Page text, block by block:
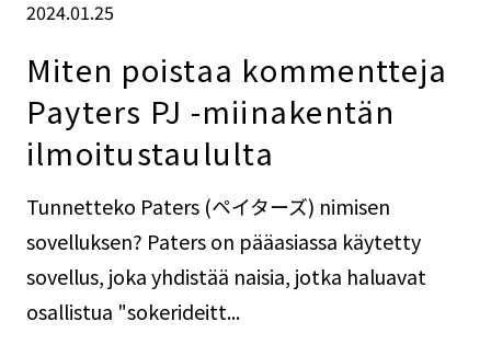
2024.01.25
Miten poistaa kommentteja
Payters PJ -miinakentän
ilmoitustaululta
Tunnetteko Paters (ペイターズ) nimisen
sovelluksen? Paters on pääasiassa käytetty
sovellus, joka yhdistää naisia, jotka haluavat
osallistua "sokerideitt...